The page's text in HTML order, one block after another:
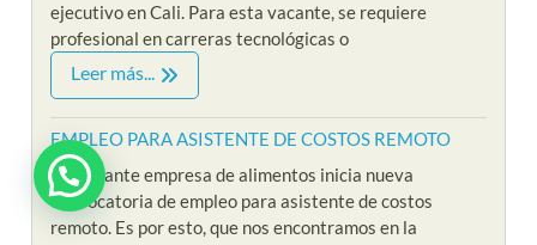
ejecutivo en Cali. Para esta vacante, se requiere
profesional en carreras tecnológicas o
Leer más...
EMPLEO PARA ASISTENTE DE COSTOS REMOTO
Importante empresa de alimentos inicia nueva
convocatoria de empleo para asistente de costos
remoto. Es por esto, que nos encontramos en la